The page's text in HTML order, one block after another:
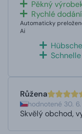
Pěkný
Rychlé dodání
Automaticky
Ai
Růžena
hodnotené 30.
Skvělý obchod,